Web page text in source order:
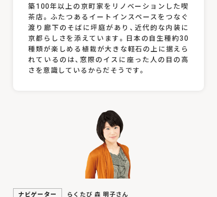
築100年以上の京町家をリノベーションした喫
茶店。ふたつあるイートインスペースをつなぐ
渡り廊下のそばに坪庭があり、近代的な内装に
京都らしさを添えています。日本の自生種約30
種類が楽しめる植栽が大きな軽石の上に据えら
れているのは、窓際のイスに座った人の目の高
さを意識しているからだそうです。
ナビゲーター
らくたび 森 明子さん